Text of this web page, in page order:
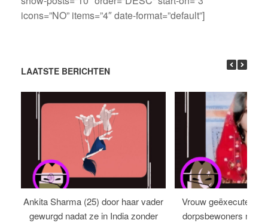
icons=”NO” items=”4″ date-format=”default”]
LAATSTE BERICHTEN
Ankita Sharma (25) door haar vader
gewurgd nadat ze in India zonder
Vrouw geëxecuteerd
dorpsbewoners